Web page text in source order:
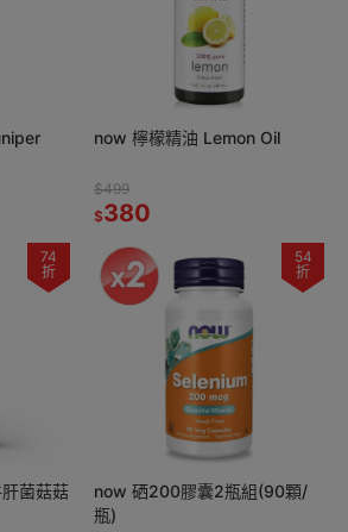
now 檸檬精油 Lemon Oil
$499
$380
74
折
肝菌菇菇
54
折
now 硒200膠囊2瓶組(90顆/
瓶)